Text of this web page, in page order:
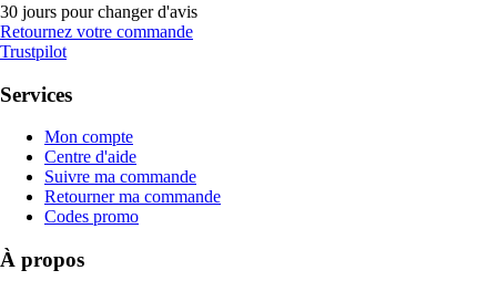
30 jours pour changer d'avis
Retournez votre commande
Trustpilot
Services
Mon compte
Centre d'aide
Suivre ma commande
Retourner ma commande
Codes promo
À propos